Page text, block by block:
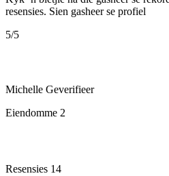
resensies. Sien gasheer se profiel
5/5
Michelle Geverifieer
Eiendomme 2
Resensies 14